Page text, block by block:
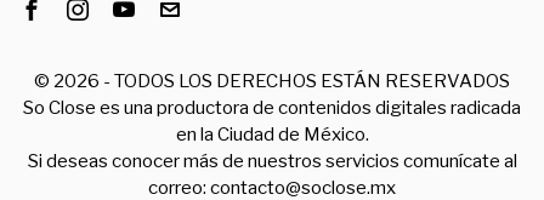
© 2026 - TODOS LOS DERECHOS ESTÁN RESERVADOS
So Close es una productora de contenidos digitales radicada
en la Ciudad de México.
Si deseas conocer más de nuestros servicios comunícate al
correo: contacto@soclose.mx